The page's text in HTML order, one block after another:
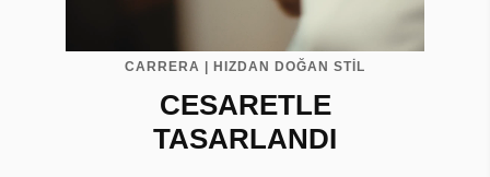
CARRERA | HIZDAN DOĞAN STİL
CESARETLE
TASARLANDI